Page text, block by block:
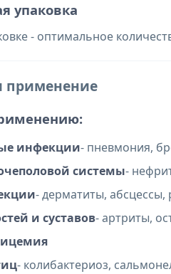
упаковка
- оптимальное
применение
инфекции- пневмония,
системы-
- дерматиты,
и суставов- артриты,
- колибактериоз,